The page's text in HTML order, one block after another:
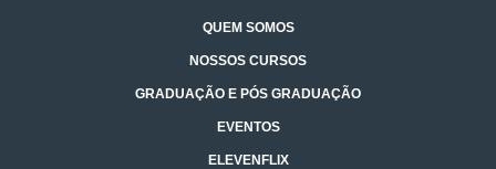
QUEM SOMOS
NOSSOS CURSOS
GRADUAÇÃO E PÓS GRADUAÇÃO
EVENTOS
ELEVENFLIX